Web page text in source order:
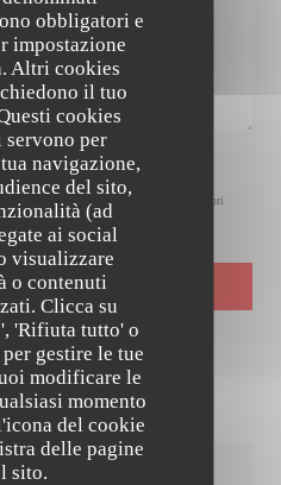
obbligatori e
impostazione
Altri cookies
il tuo
cookies
per
navigazione,
del sito,
(ad
ai social
visualizzare
o contenuti
Clicca su
'Rifiuta tutto' o
gestire le tue
modificare le
momento
del cookie
delle pagine
sito.
di opporti alle chiamate commerciali
registrodelleopposizioni.it . Per maggiori
la nostra informativa sulla privacy
BISTROT DE